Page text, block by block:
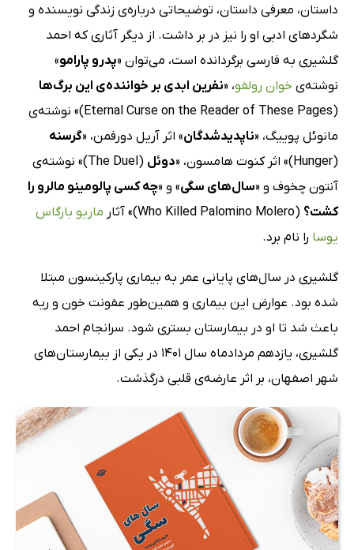
داستان، معرفی داستان، توضیحاتی درباره‌ی زندگی نویسنده و
شگردهای ادبی او را نیز در بر داشت. از دیگر آثاری که احمد
گلشیری به فارسی برگردانده است، می‌توان «پدرو پارامو»
نوشته‌ی خوان رولفو، «نفرین ابدی بر خواننده‌ی این برگ‌ها
(Eternal Curse on the Reader of These Pages)» نوشته‌ی
مانوئل پوییگ، «ناپدیدشدگان» اثر آریل دورفمن، «گرسنه
(Hunger)» اثر کنوت هامسون، «
دوئل
(The Duel)» نوشته‌ی
آنتون چخوف و «سال‌های سگی» و «چه کسی پالومینو مالرو را
کشت؟ (Who Killed Palomino Molero)» آثار
ماریو بارگاس
یوسا را نام برد.
گلشیری در سال‌های پایانی عمر به بیماری پارکینسون مبتلا
شده بود. عوارض این بیماری و همین‌طور عفونت خون و ریه
باعث شد تا او در بیمارستان بستری شود. سرانجام احمد
گلشیری، یازدهم مردادماه سال 1401 در یکی از بیمارستان‌های
شهر اصفهان، بر اثر عارضه‌ی قلبی درگذشت.